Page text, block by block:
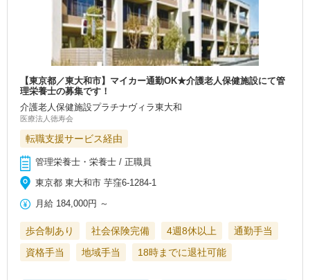
【東京都／東大和市】マイカー通勤OK★介護老人保健施設にて管
理栄養士の募集です！
介護老人保健施設プラチナヴィラ東大和
医療法人徳寿会
転職支援サービス経由
管理栄養士・栄養士 / 正職員
東京都 東大和市 芋窪6-1284-1
月給 184,000円 ～
歩合制あり 社会保険完備 4週8休以上
通勤手当
資格手当
地域手当 18時までに退社可能